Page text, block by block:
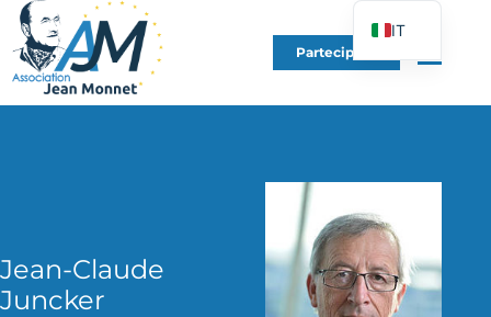
Partecipare
Jean-Claude
Juncker
IT
FR
EN
PL
UK